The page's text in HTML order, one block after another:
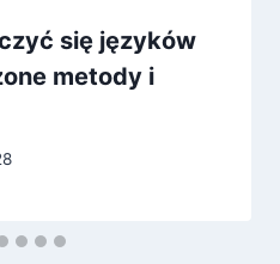
się języków
metody i